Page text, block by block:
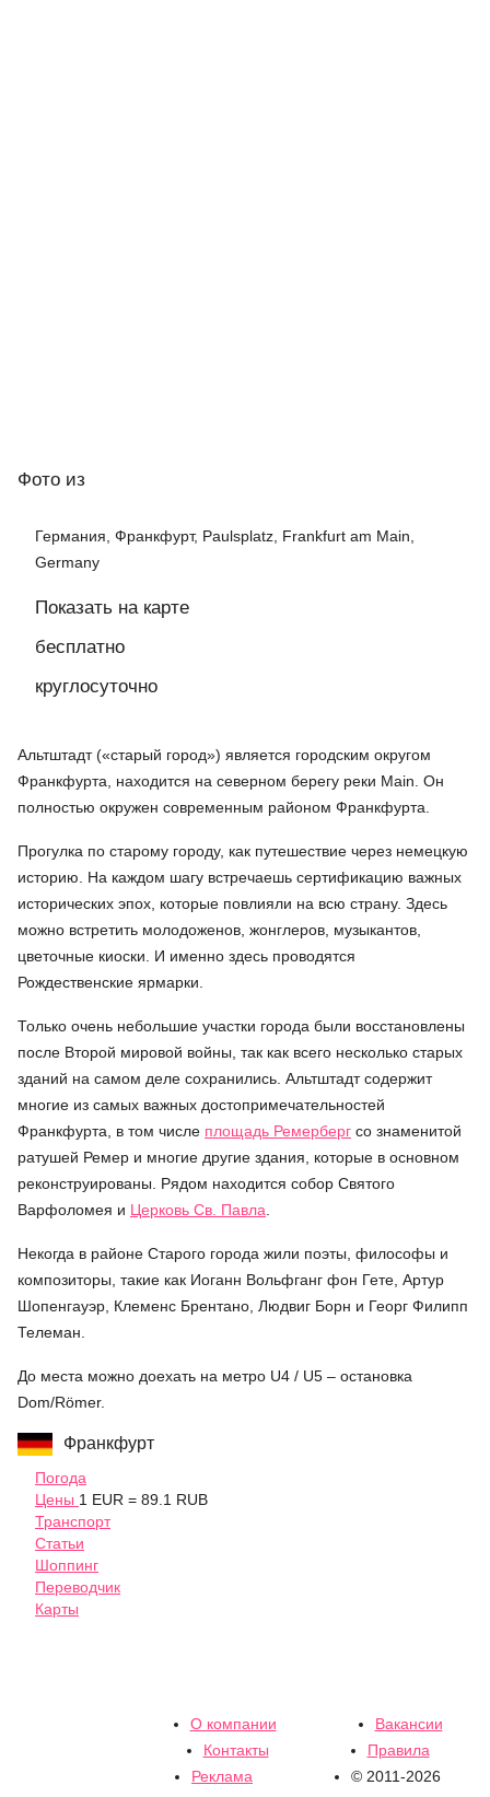
Фото из
Германия, Франкфурт, Paulsplatz, Frankfurt am Main,
Germany
Показать на карте
бесплатно
круглосуточно
Альтштадт («старый город») является городским округом
Франкфурта, находится на северном берегу реки Main. Он
полностью окружен современным районом Франкфурта.
Прогулка по старому городу, как путешествие через немецкую
историю. На каждом шагу встречаешь сертификацию важных
исторических эпох, которые повлияли на всю страну. Здесь
можно встретить молодоженов, жонглеров, музыкантов,
цветочные киоски. И именно здесь проводятся
Рождественские ярмарки.
Только очень небольшие участки города были восстановлены
после Второй мировой войны, так как всего несколько старых
зданий на самом деле сохранились. Альтштадт содержит
многие из самых важных достопримечательностей
Франкфурта, в том числе площадь Ремерберг со знаменитой
ратушей Ремер и многие другие здания, которые в основном
реконструированы. Рядом находится собор Святого
Варфоломея и Церковь Св. Павла
Некогда в районе Старого города жили поэты, философы и
композиторы, такие как Иоганн Вольфганг фон Гете, Артур
Шопенгауэр, Клеменс Брентано, Людвиг Борн и Георг Филипп
Телеман.
До места можно доехать на метро U4 / U5 – остановка
Dom/Römer.
Франкфурт
Погода
Цены 1 EUR = 89.1 RUB
Транспорт
Статьи
Шоппинг
Переводчик
Карты
О компании
Вакансии
Контакты
Правила
Реклама
© 2011-2026